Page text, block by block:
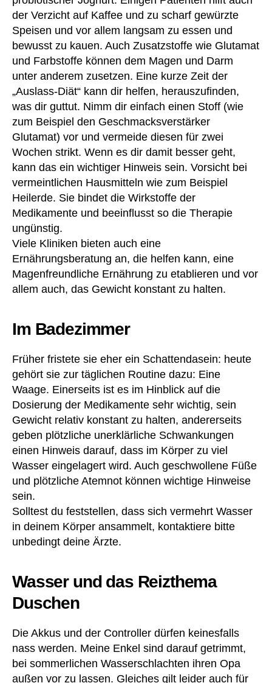
der Verzicht auf Kaffee und zu scharf gewürzte
Speisen und vor allem langsam zu essen und
bewusst zu kauen. Auch Zusatzstoffe wie Glutamat
und Farbstoffe können dem Magen und Darm
unter anderem zusetzen. Eine kurze Zeit der
„Auslass-Diät“ kann dir helfen, herauszufinden,
was dir guttut. Nimm dir einfach einen Stoff (wie
zum Beispiel den Geschmacksverstärker
Glutamat) vor und vermeide diesen für zwei
Wochen strikt. Wenn es dir damit besser geht,
kann das ein wichtiger Hinweis sein. Vorsicht bei
vermeintlichen Hausmitteln wie zum Beispiel
Heilerde. Sie bindet die Wirkstoffe der
Medikamente und beeinflusst so die Therapie
ungünstig.
Viele Kliniken bieten auch eine
Ernährungsberatung an, die helfen kann, eine
Magenfreundliche Ernährung zu etablieren und vor
allem auch, das Gewicht konstant zu halten.
Im Badezimmer
Früher fristete sie eher ein Schattendasein: heute
gehört sie zur täglichen Routine dazu: Eine
Waage. Einerseits ist es im Hinblick auf die
Dosierung der Medikamente sehr wichtig, sein
Gewicht relativ konstant zu halten, andererseits
geben plötzliche unerklärliche Schwankungen
einen Hinweis darauf, dass im Körper zu viel
Wasser eingelagert wird. Auch geschwollene Füße
und plötzliche Atemnot können wichtige Hinweise
sein.
Solltest du feststellen, dass sich vermehrt Wasser
in deinem Körper ansammelt, kontaktiere bitte
unbedingt deine Ärzte.
Wasser und das Reizthema
Duschen
Die Akkus und der Controller dürfen keinesfalls
nass werden. Meine Enkel sind darauf getrimmt,
bei sommerlichen Wasserschlachten ihren Opa
außen vor zu lassen. Gleiches gilt leider auch für
n,
D
u
s
c
h
pf
la
st
er
,
s
c
ht
a
s
c
e
E
hr
n
g,
er
fa
hr
g
e
n ,
er
fa
hr
s
b
er
ht
e,
rs
rz
te
A
ut
o,
B
e
g
ut
c
ht
u
n
g,
B
ei
bl
at
t,
b
ff
n
e,
Bl
ut
er
d
ü
n
n
er
,
ri
v
e,
D
s
h
e
n,